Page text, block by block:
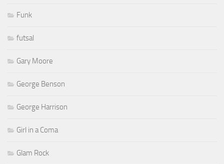
Funk
futsal
Gary Moore
George Benson
George Harrison
Girl in a Coma
Glam Rock